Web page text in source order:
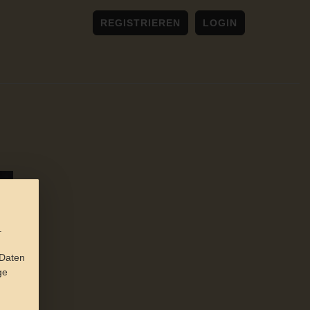
REGISTRIEREN LOGIN